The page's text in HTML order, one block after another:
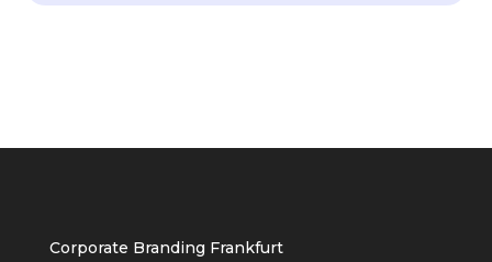
Corporate Branding Frankfurt